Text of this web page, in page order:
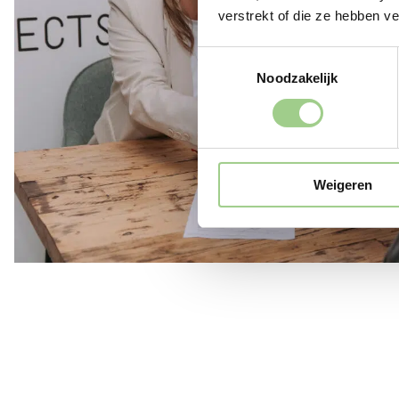
verstrekt of die ze hebben
Noodzakelijk
Weigeren